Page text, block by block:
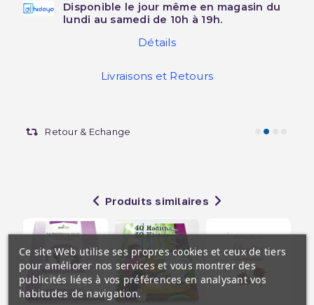
Disponible le jour même en magasin du
lundi au samedi de 10h à 19h.
Détails
Livraisons et Retours
Retour & Echange
Produits similaires
Ce site Web utilise ses propres cookies et ceux de tiers
pour améliorer nos services et vous montrer des
publicités liées à vos préférences en analysant vos
habitudes de navigation.